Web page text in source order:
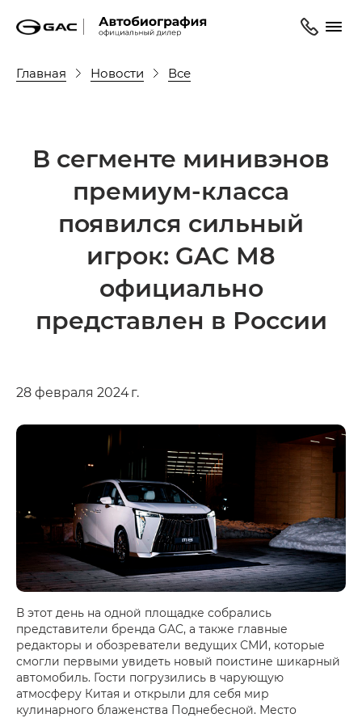
Главная Новости Все
В сегменте минивэнов
премиум-класса
появился сильный
игрок: GAC M8
официально
представлен в России
28 февраля 2024 г.
В этот день на одной площадке собрались
представители бренда GAC, а также главные
редакторы и обозреватели ведущих СМИ, которые
смогли первыми увидеть новый поистине шикарный
автомобиль. Гости погрузились в чарующую
атмосферу Китая и открыли для себя мир
кулинарного блаженства Поднебесной. Место